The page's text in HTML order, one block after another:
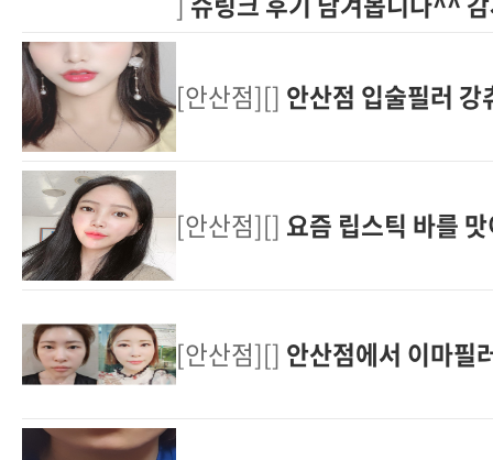
[안산점][] 안산점 입술필러
[안산점][] 요즘 립스틱 바를
[안산점][] 안산점에서 이마필